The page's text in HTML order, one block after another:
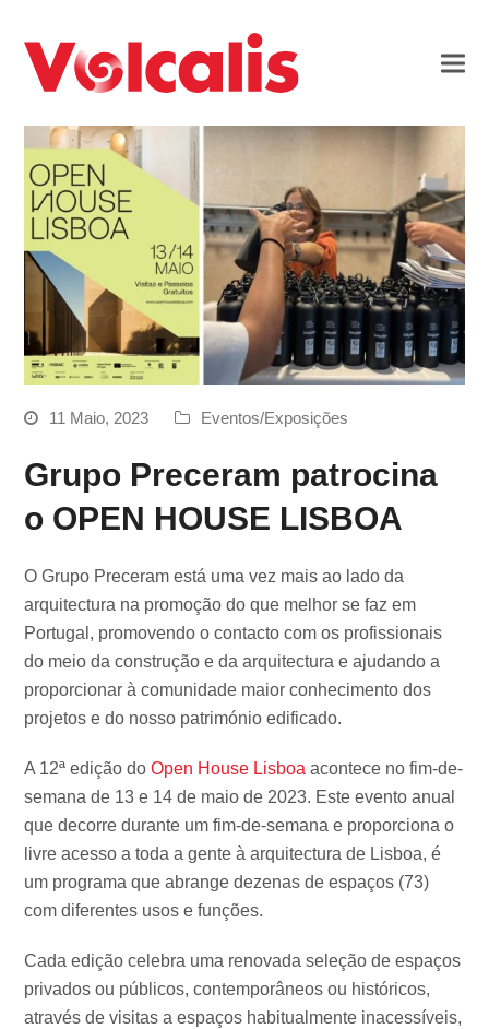
11 Maio, 2023 Eventos/Exposições
Grupo Preceram patrocina
o OPEN HOUSE LISBOA
O Grupo Preceram está uma vez mais ao lado da
arquitectura na promoção do que melhor se faz em
Portugal, promovendo o contacto com os profissionais
do meio da construção e da arquitectura e ajudando a
proporcionar à comunidade maior conhecimento dos
projetos e do nosso património edificado.
A 12ª edição doOpen House Lisboa acontece no fim-de-
semana de 13 e 14 de maio de 2023. Este evento anual
que decorre durante um fim-de-semana e proporciona o
livre acesso a toda a gente à arquitectura de Lisboa, é
um programa que abrange dezenas de espaços (73)
com diferentes usos e funções.
Cada edição celebra uma renovada seleção de espaços
privados ou públicos, contemporâneos ou históricos,
através de visitas a espaços habitualmente inacessíveis,